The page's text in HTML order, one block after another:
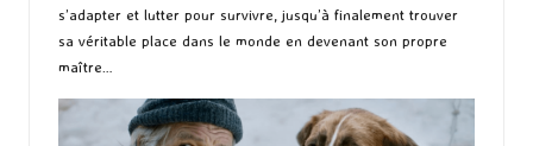
s’adapter et lutter pour survivre, jusqu’à finalement trouver
sa véritable place dans le monde en devenant son propre
maître…